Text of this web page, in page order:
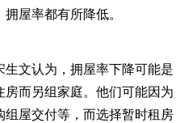
屋率都有所降低。
文认为，拥屋率下降可能是
而另组家庭。他们可能因为
屋交付等，而选择暂时租房